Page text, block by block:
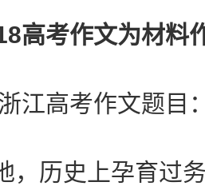
考作文为材料
高考作文题目
历史上孕育过务